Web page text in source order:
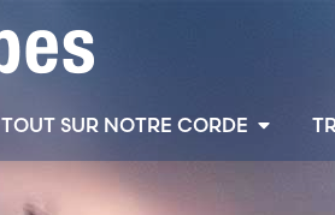
TOUT SUR NOTRE CORDE